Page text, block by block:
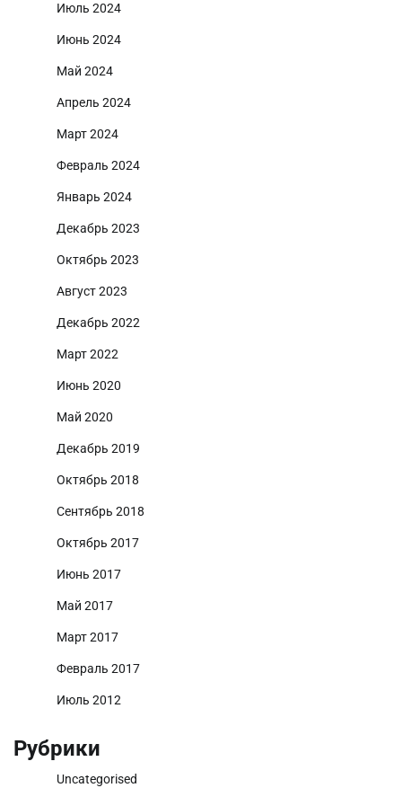
Июль 2024
Июнь 2024
Май 2024
Апрель 2024
Март 2024
Февраль 2024
Январь 2024
Декабрь 2023
Октябрь 2023
Август 2023
Декабрь 2022
Март 2022
Июнь 2020
Май 2020
Декабрь 2019
Октябрь 2018
Сентябрь 2018
Октябрь 2017
Июнь 2017
Май 2017
Март 2017
Февраль 2017
Июль 2012
Рубрики
Uncategorised